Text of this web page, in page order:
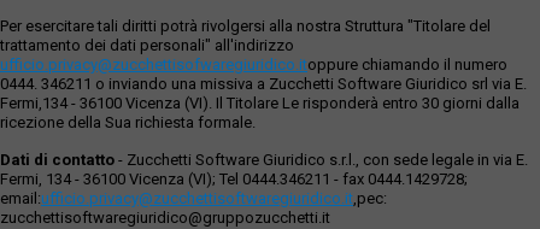
Per esercitare tali diritti potrà rivolgersi alla nostra Struttura "Titolare del
trattamento dei dati personali" all'indirizzo
ufficio.privacy@zucchettisofwaregiuridico.itoppure chiamando il numero
0444. 346211 o inviando una missiva a Zucchetti Software Giuridico srl via E.
Fermi,134 - 36100 Vicenza (VI). Il Titolare Le risponderà entro 30 giorni dalla
ricezione della Sua richiesta formale.
Dati di contatto - Zucchetti Software Giuridico s.r.l., con sede legale in via E.
Fermi, 134 - 36100 Vicenza (VI); Tel 0444.346211 - fax 0444.1429728;
email:ufficio.privacy@zucchettisoftwaregiuridico.it,pec:
zucchettisoftwaregiuridico@gruppozucchetti.it